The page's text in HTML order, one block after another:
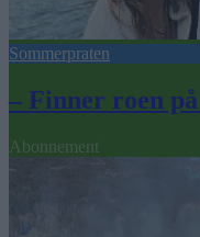
Sommerpraten
– Finner roen
Abonnement